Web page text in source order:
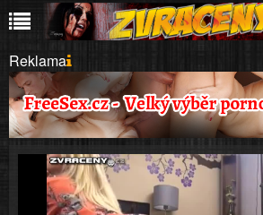
Reklama